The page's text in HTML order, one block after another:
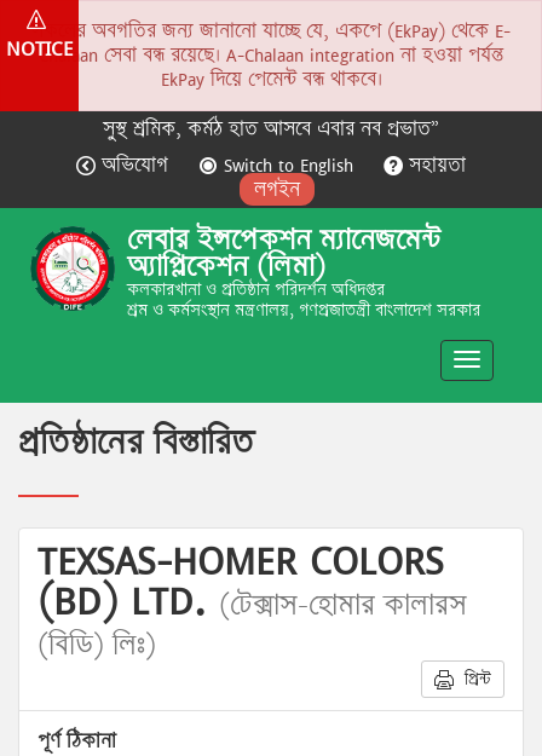
NOTICE
সকলের অবগতির জন্য জানানো যাচ্ছে যে, একপে (EkPay) থেকে E-
Chalaan সেবা বন্ধ রয়েছে। A-Chalaan integration না হওয়া পর্যন্ত
EkPay দিয়ে পেমেন্ট বন্ধ থাকবে।
সুস্থ শ্রমিক, কর্মঠ হাত আসবে এবার নব প্রভাত”
অভিযোগ
Switch to English
সহায়তা
লগইন
লেবার ইন্সপেকশন ম্যানেজমেন্ট
অ্যাপ্লিকেশন (লিমা)
কলকারখানা ও প্রতিষ্ঠান পরিদর্শন অধিদপ্তর
শ্রম ও কর্মসংস্থান মন্ত্রণালয়, গণপ্রজাতন্ত্রী বাংলাদেশ সরকার
Toggle
প্রতিষ্ঠানের বিস্তারিত
TEXSAS-HOMER COLORS
(BD) LTD. (টেক্সাস-হোমার কালারস
(বিডি) লিঃ)
প্রিন্ট
পূর্ণ ঠিকানা